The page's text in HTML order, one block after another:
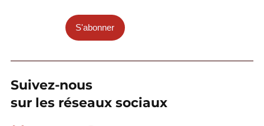
S'abonner
Suivez-nous
sur les réseaux sociaux